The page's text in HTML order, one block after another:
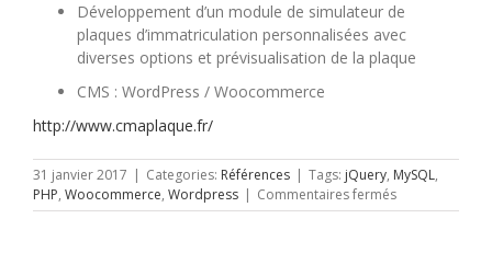
Développement d’un module de simulateur de
plaques d’immatriculation personnalisées avec
diverses options et prévisualisation de la plaque
CMS : WordPress / Woocommerce
http://www.cmaplaque.fr/
31 janvier 2017 | Categories: Références | Tags: jQuery, MySQL,
PHP, Woocommerce, Wordpress | Commentaires ferméssur
Cmaplaque